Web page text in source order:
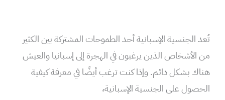
تُعد الجنسية الإسبانية أحد الطموحات المشتركة بين الكثير
من الأشخاص الذين يرغبون في الهجرة إلى إسبانيا والعيش
هناك بشكل دائم. وإذا كنت ترغب أيضًا في معرفة كيفية
الحصول على الجنسية الإسبانية،